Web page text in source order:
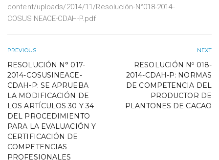
content/uploads/2014/11/Resolución-N°018-2014-
COSUSINEACE-CDAH-P.pdf
PREVIOUS
RESOLUCIÓN N° 017-
2014-COSUSINEACE-
CDAH-P: SE APRUEBA
LA MODIFICACIÓN DE
LOS ARTÍCULOS 30 Y 34
DEL PROCEDIMIENTO
PARA LA EVALUACIÓN Y
CERTIFICACIÓN DE
COMPETENCIAS
PROFESIONALES
NEXT
RESOLUCIÓN Nº 018-
2014-CDAH-P: NORMAS
DE COMPETENCIA DEL
PRODUCTOR DE
PLANTONES DE CACAO